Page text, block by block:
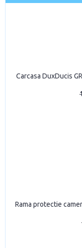
Carcasa DuxDucis
Rama protectie